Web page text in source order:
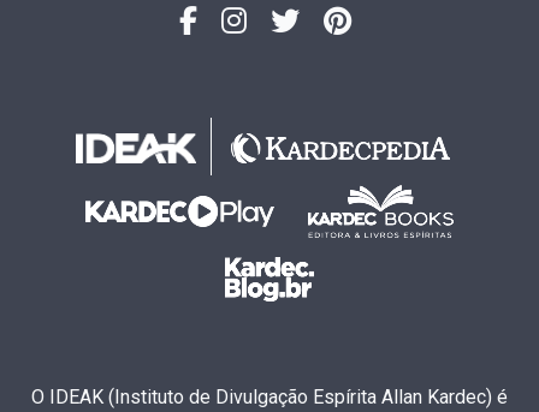
O IDEAK (Instituto de Divulgação Espírita Allan Kardec) é